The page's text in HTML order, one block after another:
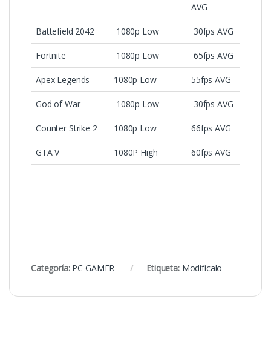
AVG
Battefield 2042 1080p Low 30fps AVG
Fortnite 1080p Low 65fps AVG
Apex Legends 1080p Low 55fps AVG
God of War 1080p Low 30fps AVG
Counter Strike 2 1080p Low 66fps AVG
GTA V 1080P High 60fps AVG
Categoría: PC GAMER Etiqueta: Modifícalo